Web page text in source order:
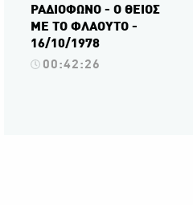
ΡΑΔΙΟΦΩΝΟ - Ο ΘΕΙΟΣ
ΜΕ ΤΟ ΦΛΑΟΥΤΟ -
16/10/1978
00:42:26